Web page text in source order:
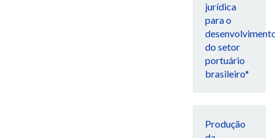
jurídica
para o
do setor
portuário
brasileiro*
Produção